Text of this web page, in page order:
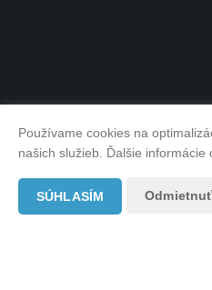
Používame cookies na
našich služieb. Ďalšie informácie
SÚHLASÍM Odmietnuť